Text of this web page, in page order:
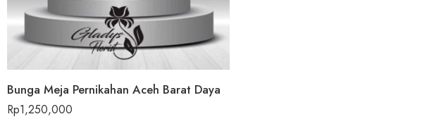
Bunga Meja Pernikahan Aceh Barat Daya
Rp1,250,000